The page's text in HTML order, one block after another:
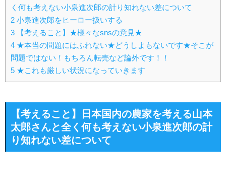
く何も考えない小泉進次郎の計り知れない差について
2 小泉進次郎をヒーロー扱いする
3 【考えること】★様々なsnsの意見★
4 ★本当の問題にはふれない★どうしよもないです★そこが
問題ではない！もちろん転売など論外です！！
5 ★これも厳しい状況になっていきます
【考えること】日本国内の農家を考える山本
太郎さんと全く何も考えない小泉進次郎の計
り知れない差について